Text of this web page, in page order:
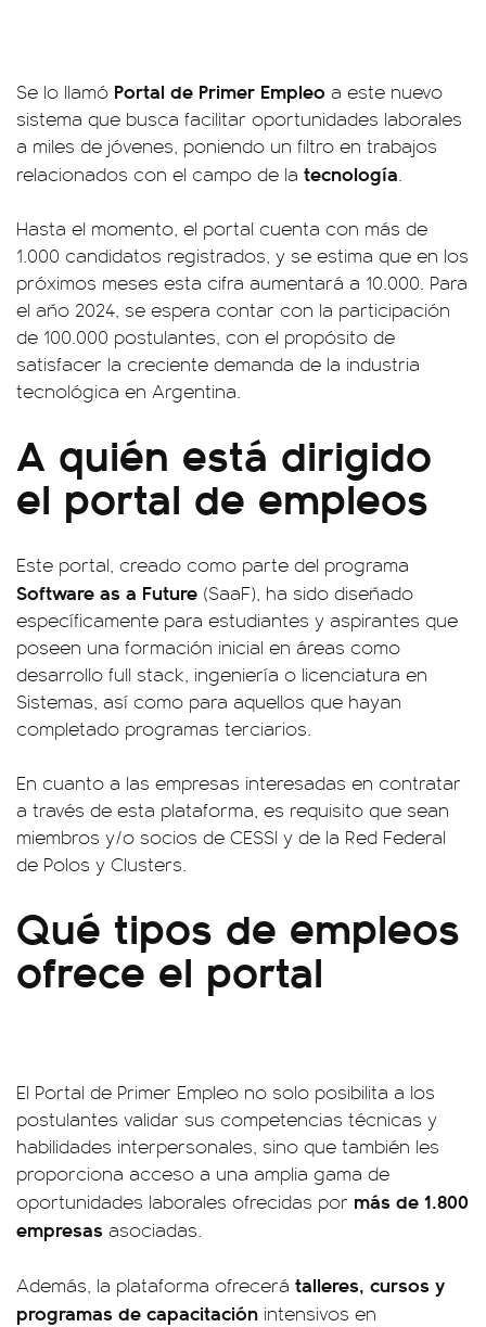
Se lo llamó Portal de Primer Empleo a este nuevo
sistema que busca facilitar oportunidades laborales
a miles de jóvenes, poniendo un filtro en trabajos
relacionados con el campo de la tecnología.
Hasta el momento, el portal cuenta con más de
1.000 candidatos registrados, y se estima que en los
próximos meses esta cifra aumentará a 10.000. Para
el año 2024, se espera contar con la participación
de 100.000 postulantes, con el propósito de
satisfacer la creciente demanda de la industria
tecnológica en Argentina.
A quién está dirigido
el portal de empleos
Este portal, creado como parte del programa
Software as a Future (SaaF), ha sido diseñado
específicamente para estudiantes y aspirantes que
poseen una formación inicial en áreas como
desarrollo full stack, ingeniería o licenciatura en
Sistemas, así como para aquellos que hayan
completado programas terciarios.
En cuanto a las empresas interesadas en contratar
a través de esta plataforma, es requisito que sean
miembros y/o socios de CESSI y de la Red Federal
de Polos y Clusters.
Qué tipos de empleos
ofrece el portal
El Portal de Primer Empleo no solo posibilita a los
postulantes validar sus competencias técnicas y
habilidades interpersonales, sino que también les
proporciona acceso a una amplia gama de
oportunidades laborales ofrecidas por más de 1.800
empresas asociadas.
Además, la plataforma ofrecerá talleres, cursos y
programas de capacitación intensivos en